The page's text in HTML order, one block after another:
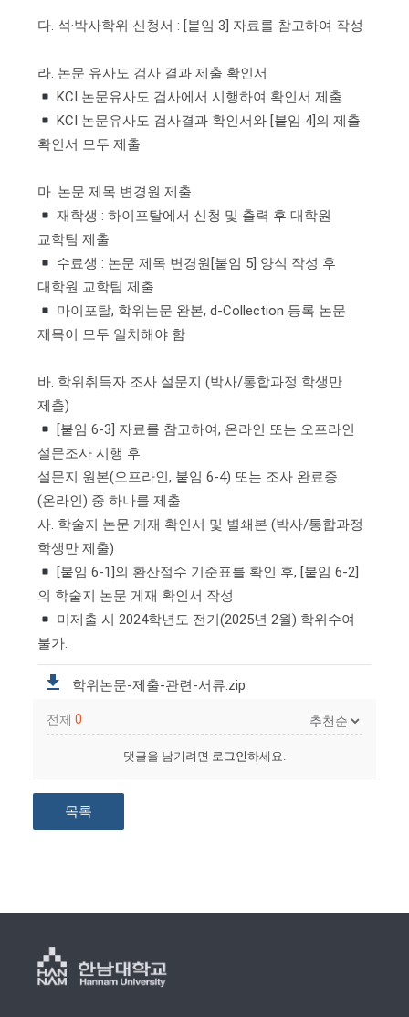
다. 석·박사학위 신청서 : [붙임 3] 자료를 참고하여 작성
라. 논문 유사도 검사 결과 제출 확인서
KCI 논문유사도 검사에서 시행하여 확인서 제출
KCI 논문유사도 검사결과 확인서와 [붙임 4]의 제출
확인서 모두 제출
마. 논문 제목 변경원 제출
재학생 : 하이포탈에서 신청 및 출력 후 대학원
교학팀 제출
수료생 : 논문 제목 변경원[붙임 5] 양식 작성 후
대학원 교학팀 제출
마이포탈, 학위논문 완본, d-Collection 등록 논문
제목이 모두 일치해야 함
바. 학위취득자 조사 설문지 (박사/통합과정 학생만
제출)
[붙임 6-3] 자료를 참고하여, 온라인 또는 오프라인
설문조사 시행 후
설문지 원본(오프라인, 붙임 6-4) 또는 조사 완료증
(온라인) 중 하나를 제출
사. 학술지 논문 게재 확인서 및 별쇄본 (박사/통합과정
학생만 제출)
[붙임 6-1]의 환산점수 기준표를 확인 후, [붙임 6-2]
의 학술지 논문 게재 확인서 작성
미제출 시 2024학년도 전기(2025년 2월) 학위수여
불가.
학위논문-제출-관련-서류.zip
전체 0
댓글을 남기려면 로그인하세요.
목록